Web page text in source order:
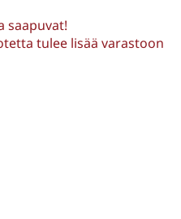
saapuvat!
tulee lisää varastoon